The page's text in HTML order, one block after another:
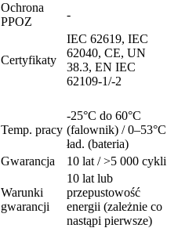
Ochrona
PPOZ
-
Certyfikaty
IEC 62619, IEC
62040, CE, UN
38.3, EN IEC
62109-1/-2
Temp. pracy
-25°C do 60°C
(falownik) / 0–53°C
ład. (bateria)
Gwarancja
10 lat / >5 000 cykli
Warunki
gwarancji
10 lat lub
przepustowość
energii (zależnie co
nastąpi pierwsze)